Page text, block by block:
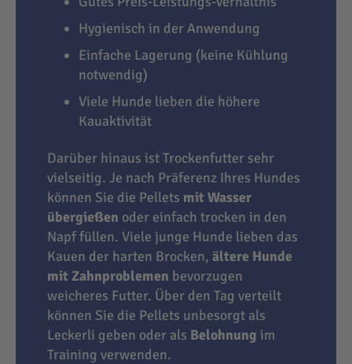
Hygienisch in der Anwendung
Einfache Lagerung (keine Kühlung
notwendig)
Viele Hunde lieben die höhere
Kauaktivität
Darüber hinaus ist Trockenfutter sehr
vielseitig. Je nach Präferenz Ihres Hundes
können Sie die Pellets mit Wasser
übergießen oder einfach trocken in den
Napf füllen. Viele junge Hunde lieben das
Kauen der harten Brocken, ältere Hunde
mit Zahnproblemen bevorzugen
weicheres Futter. Über den Tag verteilt
können Sie die Pellets unbesorgt als
Leckerli geben oder als Belohnung im
Training verwenden.